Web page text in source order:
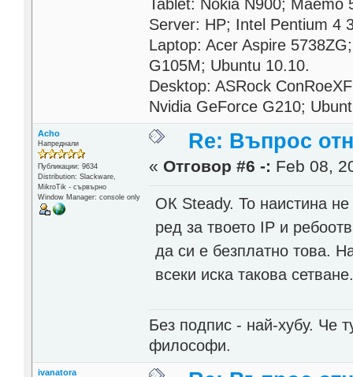
Tablet: Nokia N900; Maemo
Server: HP; Intel Pentium 4
Laptop: Acer Aspire
G105M; Ubuntu 10.10.
Desktop: ASRock
Nvidia GeForce G210;
Acho
Напреднали
Публикации: 9634
Distribution: Slackware,
MikroTik - сървърно
Window Manager: console only
Re: Въпрос
« Отговор #6 -: Feb 08,
ОК Steady. То наистина
ред за твоето IP и
да си е безплатно това.
всеки иска такова
Без подпис - най-хубу. Че
философи.
ivanatora